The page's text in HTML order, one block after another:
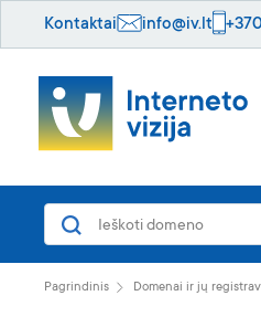
Kontaktai info@iv.lt
Pagrindinis Domenai ir jų